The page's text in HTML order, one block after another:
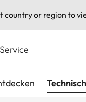
country or region to
Service